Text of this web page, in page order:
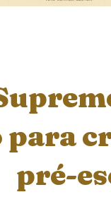
para
pré-